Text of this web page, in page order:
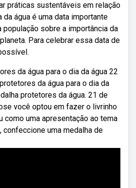
práticas sustentáveis em relação
da água é uma data importante
população sobre a importância da
Para celebrar essa data de
da água para o dia da água 22
da água para o dia da
protetores da água. 21 de
você optou em fazer o livrinho
como uma apresentação ao tema
confeccione uma medalha de